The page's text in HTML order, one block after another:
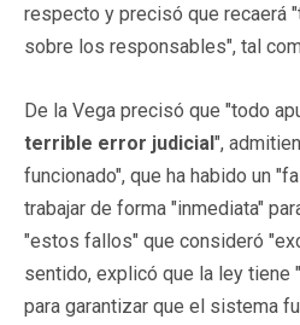
respecto y precisó que recaerá
sobre los responsables", tal
De la Vega precisó que "todo
terrible error judicial",
funcionado", que ha habido un
trabajar de forma "inmediata"
"estos fallos" que consideró
sentido, explicó que la ley
para garantizar que el sistema